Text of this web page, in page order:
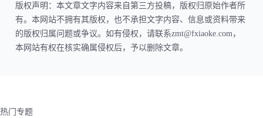
版权声明：本文章文字内容来自第三方投稿，版权归原始作者所
有。本网站不拥有其版权，也不承担文字内容、信息或资料带来
的版权归属问题或争议。如有侵权，请联系zmt@fxiaoke.com，
本网站有权在核实确属侵权后，予以删除文章。
热门专题